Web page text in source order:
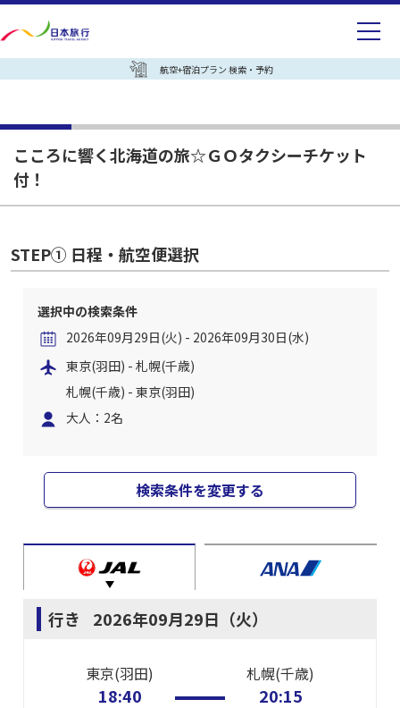
航空+宿泊プラン 検索・予約
こころに響く北海道の旅☆ＧＯタクシーチケット
付！
STEP① 日程・航空便選択
選択中の検索条件
2026年09月29日(火) - 2026年09月30日(水)
東京(羽田) - 札幌(千歳)
札幌(千歳) - 東京(羽田)
大人：2名
検索条件を変更する
行き 2026年09月29日（火）
東京(羽田)
18:40
札幌(千歳)
20:15